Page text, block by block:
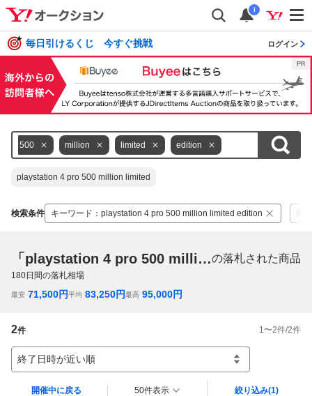
i
毎日引けるくじ 今すぐ挑戦 ログイン
500 million limited edition
playstation 4 pro 500 million limited
検索条件 キーワード ： playstation 4 pro 500 million limited edition 落
「playstation 4 pro 500 million limited edition」の落札された商品
180日間の落札相場
最安 71,500円平均 83,250円最高 95,000円
2件 1 〜2件/2件
終了日時が近い順
開催中に戻る 50件表示 絞り込み(1)